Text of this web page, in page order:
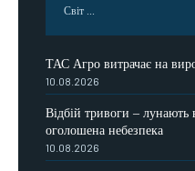
Світ ...
ТАС Агро витрачає на
10.08.2026
Відбій тривоги –
оголошена небезпека
10.08.2026